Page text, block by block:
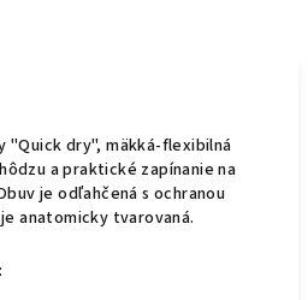
"Quick dry", mäkká-flexibilná
a praktické zapínanie na
je odľahčená s ochranou
anatomicky tvarovaná.